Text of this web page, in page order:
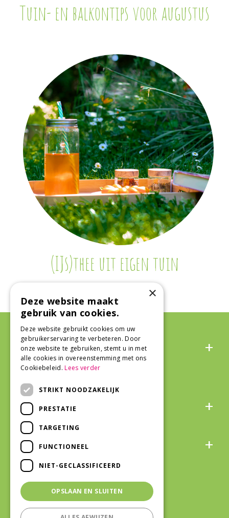
Tuin- en balkontips voor augustus
(IJs)thee uit eigen tuin
Algemeen
Over ons
Snel naar
Veilig winkelen
×
Deze website maakt
gebruik van cookies.
Deze website gebruikt cookies om uw
gebruikerservaring te verbeteren. Door
onze website te gebruiken, stemt u in met
alle cookies in overeenstemming met ons
Cookiebeleid.Lees verder
STRIKT NOODZAKELIJK
PRESTATIE
TARGETING
FUNCTIONEEL
NIET-GECLASSIFICEERD
OPSLAAN EN SLUITEN